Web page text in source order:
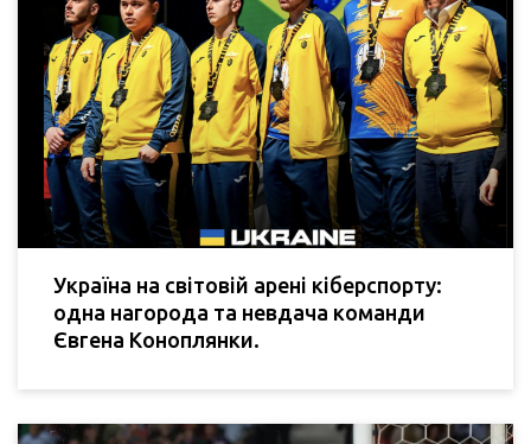
Україна на світовій арені кіберспорту:
одна нагорода та невдача команди
Євгена Коноплянки.